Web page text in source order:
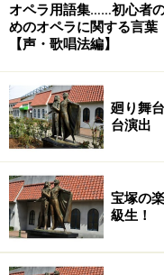
全ては一人の
本多劇場の外壁にはこ
元々は宅地と地域の
ぜ「演劇の街」とし
のでしょうか。そこ
オペラ用語集……初心者
めのオペラに関する言葉
【声・歌唱法編】
廻り舞
台演出
宝塚の
級生！